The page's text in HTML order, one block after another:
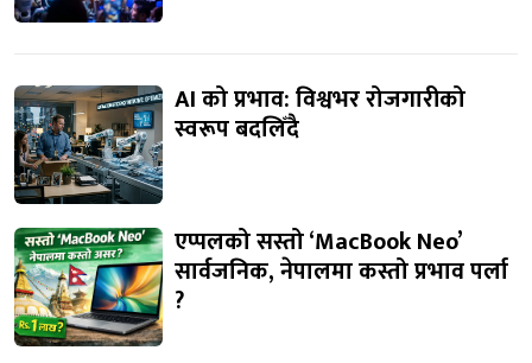
AI को प्रभाव: विश्वभर रोजगारीको
स्वरूप बदलिँदै
एप्पलको सस्तो ‘MacBook Neo’
सार्वजनिक, नेपालमा कस्तो प्रभाव पर्ला
?